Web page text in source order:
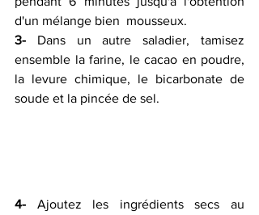
d'un mélange bien  mousseux.
3- Dans un autre saladier, tamisez
ensemble la farine, le cacao en poudre,
la levure chimique, le bicarbonate de
soude et la pincée de sel.
4- Ajoutez les ingrédients secs au